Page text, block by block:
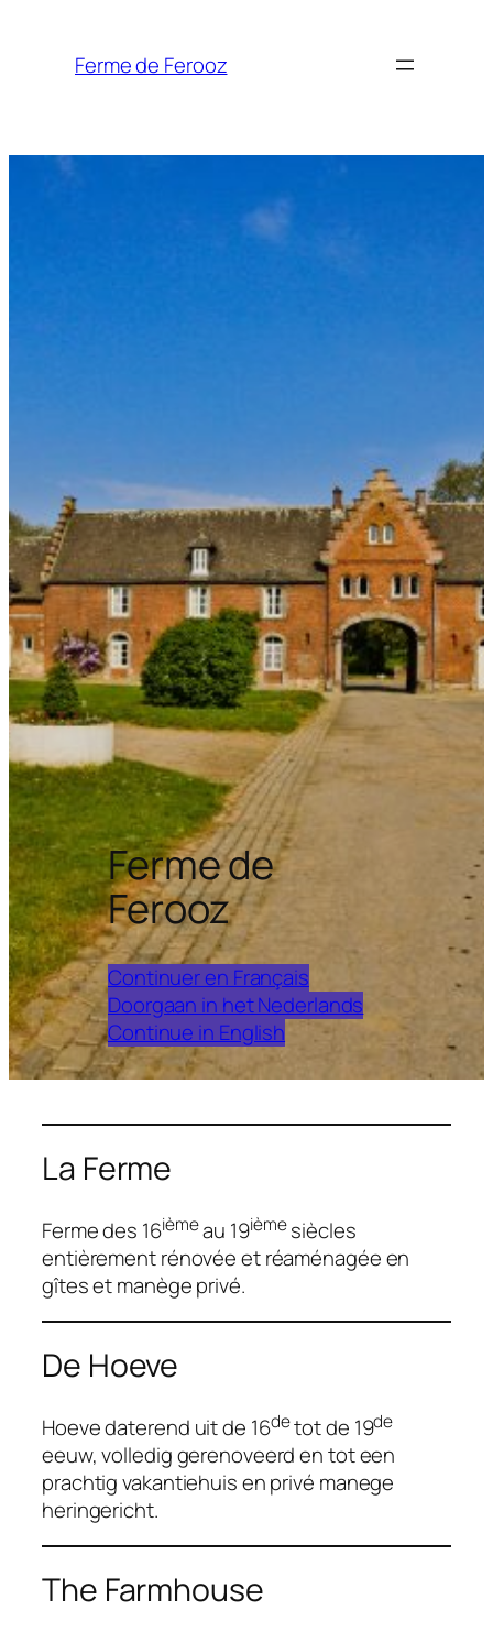
contenuFerme de Ferooz
Ferme de
Ferooz
Continuer en Français
Doorgaan in het Nederlands
Continue in English
La Ferme
Ferme des 16ièmeau 19ièmesiècles
entièrement rénovée et réaménagée en
gîtes et manège privé.
De Hoeve
Hoeve daterend uit de 16detot de 19de
eeuw, volledig gerenoveerd en tot een
prachtig vakantiehuis en privé manege
heringericht.
The Farmhouse